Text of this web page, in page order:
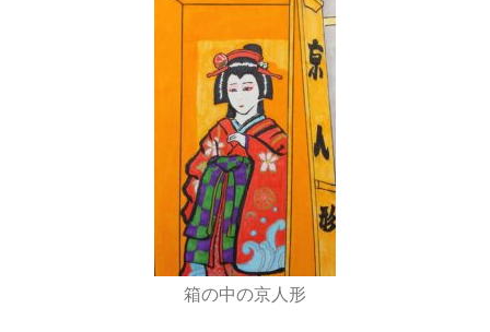
箱の中の京人形